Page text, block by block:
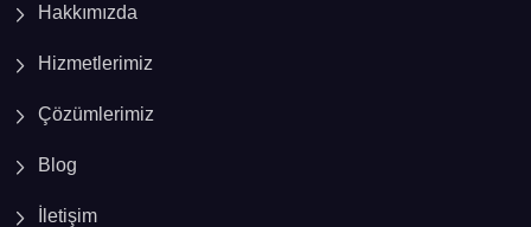
Hakkımızda
Hizmetlerimiz
Çözümlerimiz
Blog
İletişim